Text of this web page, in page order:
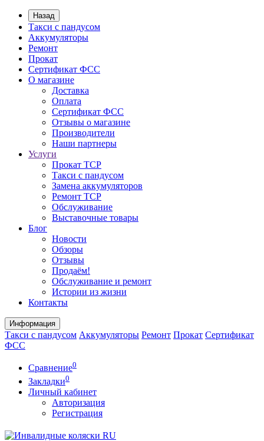
Назад
Такси с пандусом
Аккумуляторы
Ремонт
Прокат
Сертификат ФСС
О магазине
Доставка
Оплата
Сертификат ФСС
Отзывы о магазине
Производители
Наши партнеры
Услуги
Прокат ТСР
Такси с пандусом
Замена аккумуляторов
Ремонт ТСР
Обслуживание
Выставочные товары
Блог
Новости
Обзоры
Отзывы
Продаём!
Обслуживание и ремонт
Истории из жизни
Контакты
Информация
Такси с пандусом Аккумуляторы Ремонт Прокат Сертификат
ФСС
Сравнение0
Закладки0
Личный кабинет
Авторизация
Регистрация